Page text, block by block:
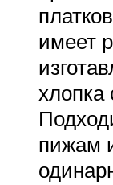
имеет
хлопка
пижам